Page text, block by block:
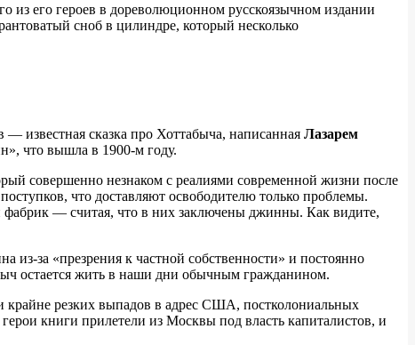
его героев в дореволюционном русскоязычном издании
сноб в цилиндре, который несколько
известная сказка про Хоттабыча, написанная Лазарем
что вышла в 1900-м году.
совершенно незнаком с реалиями современной жизни после
что доставляют освободителю только проблемы.
— считая, что в них заключены джинны. Как видите,
за «презрения к частной собственности» и постоянно
остается жить в наши дни обычным гражданином.
крайне резких выпадов в адрес США, постколониальных
книги прилетели из Москвы под власть капиталистов, и